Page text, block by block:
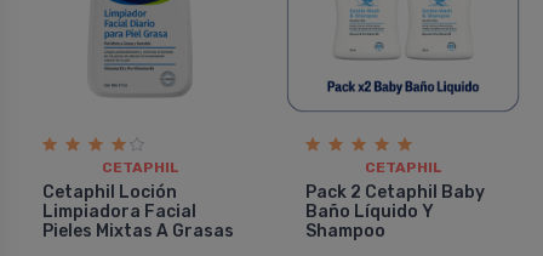
CETAPHIL
Cetaphil Loción
Limpiadora Facial
Pieles Mixtas A Grasas
CETAPHIL
Pack 2 Cetaphil Baby
Baño Lí­quido Y
Shampoo